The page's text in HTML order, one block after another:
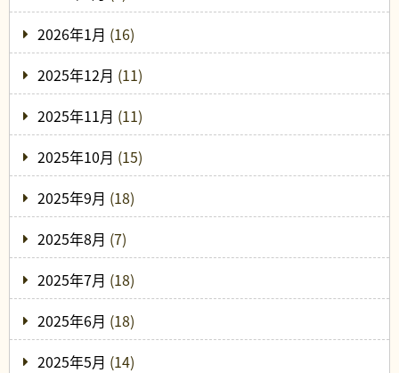
2026年1月 (16)
2025年12月 (11)
2025年11月 (11)
2025年10月 (15)
2025年9月 (18)
2025年8月 (7)
2025年7月 (18)
2025年6月 (18)
2025年5月 (14)